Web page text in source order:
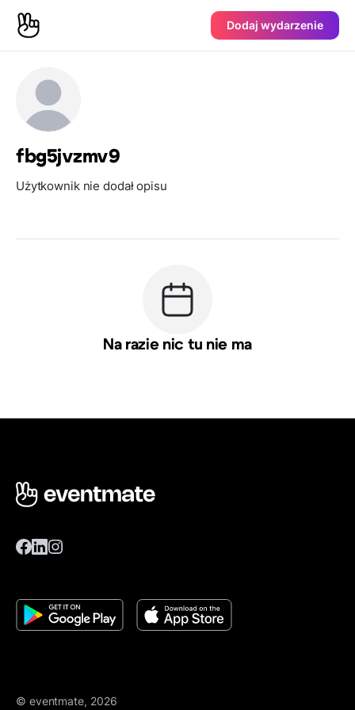
Dodaj wydarzenie
fbg5jvzmv9
Użytkownik nie dodał opisu
Na razie nic tu nie ma
© eventmate, 2026